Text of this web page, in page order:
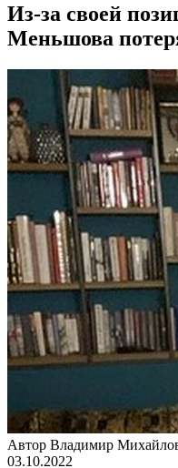
Из-за своей
Меньшова
Автор Владимир
03.10.2022